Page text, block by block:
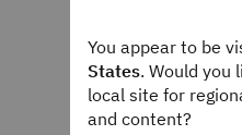
You appear to be
States. Would you
local site for
and content?